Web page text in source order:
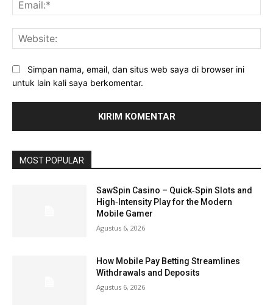
Simpan nama, email, dan situs web saya di browser ini
untuk lain kali saya berkomentar.
MOST POPULAR
SawSpin Casino – Quick‑Spin Slots and
High‑Intensity Play for the Modern
Mobile Gamer
Agustus 6, 2026
How Mobile Pay Betting Streamlines
Withdrawals and Deposits
Agustus 6, 2026